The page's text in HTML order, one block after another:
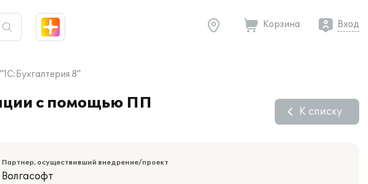
Корзина Вход
8"
с помощью ПП
К списку
Партнер, осуществивший внедрение/проект
Волгасофт